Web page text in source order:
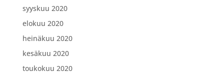
syyskuu 2020
elokuu 2020
heinäkuu 2020
kesäkuu 2020
toukokuu 2020